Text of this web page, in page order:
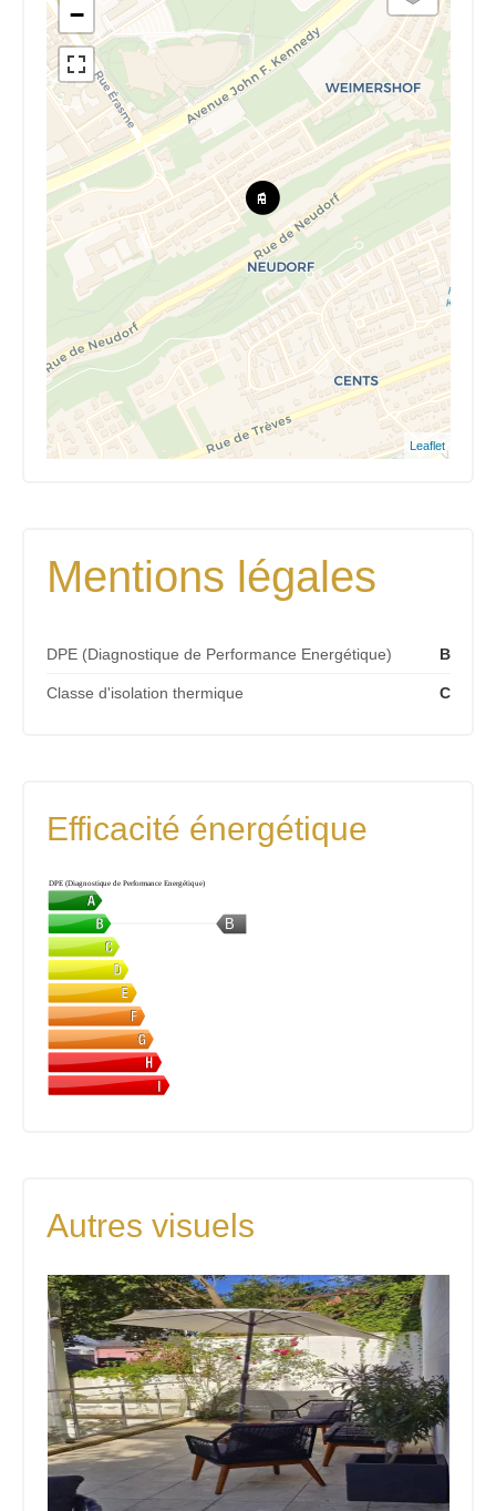
−
Leaflet
Mentions légales
DPE (Diagnostique de Performance Energétique) B
Classe d'isolation thermique C
Efficacité énergétique
B
DPE (Diagnostique de Performance Energétique)
Autres visuels